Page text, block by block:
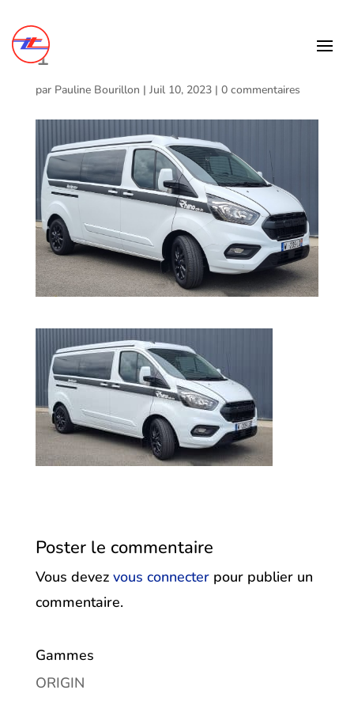
1
par Pauline Bourillon | Juil 10, 2023| 0 commentaires
Poster le commentaire
Vous devez vous connecterpour publier un
commentaire.
Gammes
ORIGIN